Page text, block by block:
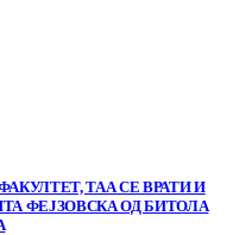
ТАА СЕ ВРАТИ И
ФЕЈЗОВСКА ОД БИТОЛА